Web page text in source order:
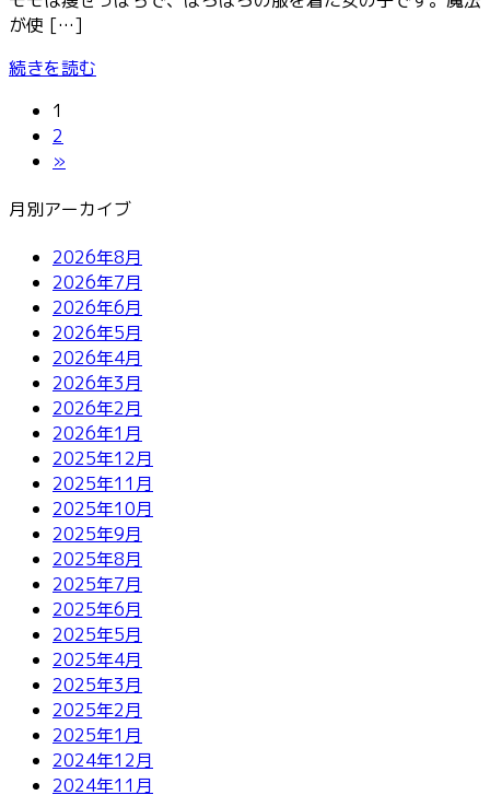
が使 […]
続きを読む
投
稿
の
ー
ジ
送
り
固
定
ペ
ジ
1
固
定
ー
2
»
月別アーカイブ
2026年8月
2026年7月
2026年6月
2026年5月
2026年4月
2026年3月
2026年2月
2026年1月
2025年12月
2025年11月
2025年10月
2025年9月
2025年8月
2025年7月
2025年6月
2025年5月
2025年4月
2025年3月
2025年2月
2025年1月
2024年12月
2024年11月